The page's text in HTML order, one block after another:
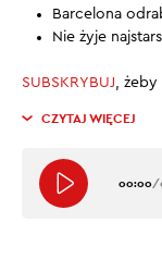
Barcelona
Nie żyje
SUBSKRYBUJ,
CZYTAJ WIĘCEJ
00:00/